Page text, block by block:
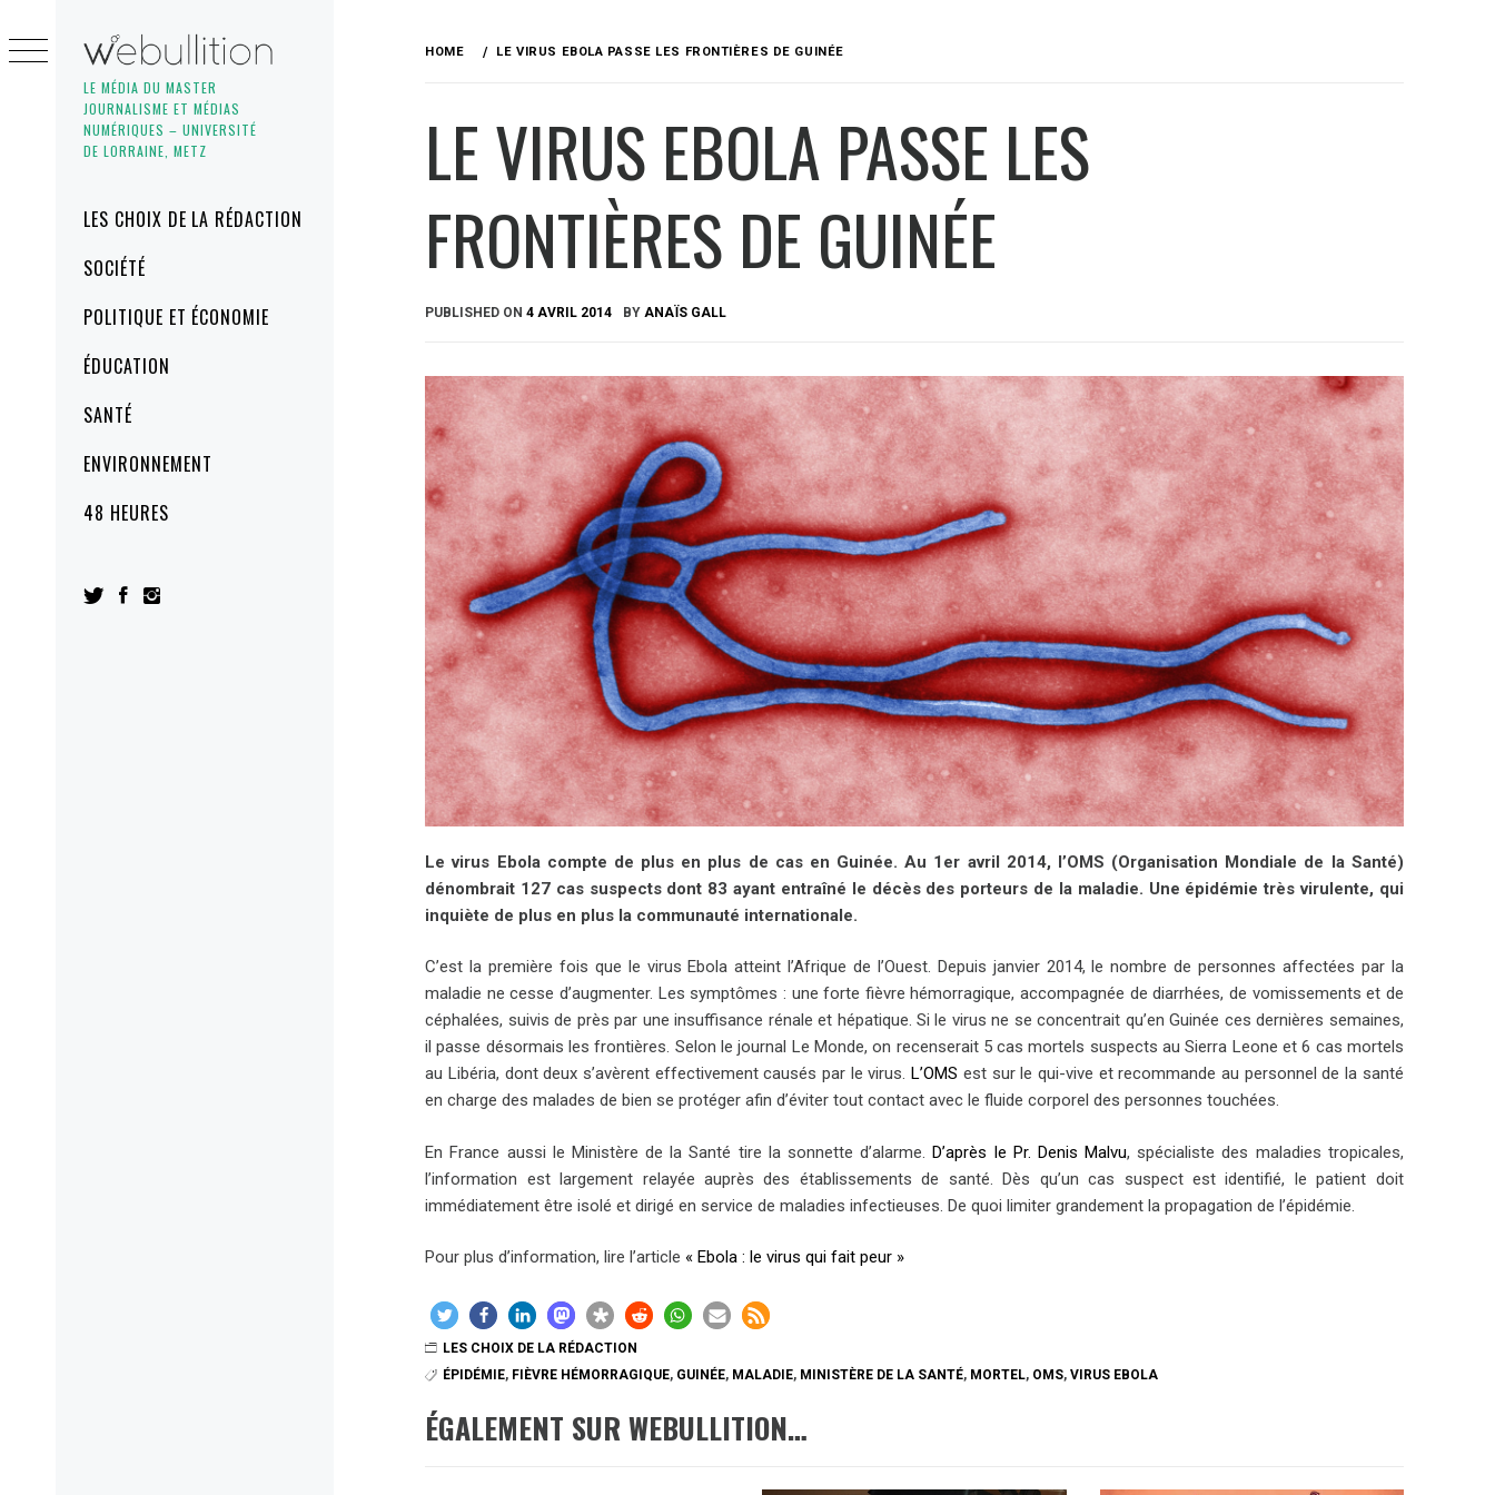
LE MÉDIA DU MASTER
JOURNALISME ET MÉDIAS
NUMÉRIQUES – UNIVERSITÉ
DE LORRAINE, METZ
MenuLES CHOIX DE LA RÉDACTION
SOCIÉTÉ
POLITIQUE ET ÉCONOMIE
ÉDUCATION
SANTÉ
ENVIRONNEMENT
48 HEURES
to
content
HOME LE VIRUS EBOLA PASSE LES FRONTIÈRES DE GUINÉE
LE VIRUS EBOLA PASSE LES
FRONTIÈRES DE GUINÉE
PUBLISHED ON4 AVRIL 2014 BY ANAÏS GALL
Le virus Ebola compte de plus en plus de cas en Guinée. Au 1er avril 2014, l’OMS (Organisation Mondiale de la Santé)
dénombrait 127 cas suspects dont 83 ayant entraîné le décès des porteurs de la maladie. Une épidémie très virulente, qui
inquiète de plus en plus la communauté internationale.
C’est la première fois que le virus Ebola atteint l’Afrique de l’Ouest. Depuis janvier 2014, le nombre de personnes affectées par la
maladie ne cesse d’augmenter. Les symptômes : une forte fièvre hémorragique, accompagnée de diarrhées, de vomissements et de
céphalées, suivis de près par une insuffisance rénale et hépatique. Si le virus ne se concentrait qu’en Guinée ces dernières semaines,
il passe désormais les frontières. Selon le journal Le Monde, on recenserait 5 cas mortels suspects au Sierra Leone et 6 cas mortels
au Libéria, dont deux s’avèrent effectivement causés par le virus.L’OMS est sur le qui-vive et recommande au personnel de la santé
en charge des malades de bien se protéger afin d’éviter tout contact avec le fluide corporel des personnes touchées.
En France aussi le Ministère de la Santé tire la sonnette d’alarme.D’après le Pr. Denis Malvu, spécialiste des maladies tropicales,
l’information est largement relayée auprès des établissements de santé. Dès qu’un cas suspect est identifié, le patient doit
immédiatement être isolé et dirigé en service de maladies infectieuses. De quoi limiter grandement la propagation de l’épidémie.
Pour plus d’information, lire l’article « Ebola : le virus qui fait peur »
LES CHOIX DE LA RÉDACTION
ÉPIDÉMIE, FIÈVRE HÉMORRAGIQUE, GUINÉE, MALADIE, MINISTÈRE DE LA SANTÉ, MORTEL, OMS,VIRUS EBOLA
ÉGALEMENT SUR WEBULLITION…